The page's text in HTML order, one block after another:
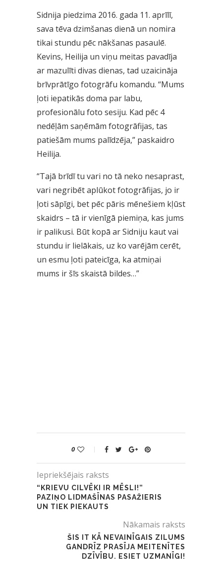
Sidnija piedzima 2016. gada 11. aprīlī,
sava tēva dzimšanas dienā un nomira
tikai stundu pēc nākšanas pasaulē.
Kevins, Heilija un viņu meitas pavadīja
ar mazulīti divas dienas, tad uzaicināja
brīvprātīgo fotogrāfu komandu. “Mums
ļoti iepatikās doma par labu,
profesionālu foto sesiju. Kad pēc 4
nedēļām saņēmām fotogrāfijas, tas
patiešām mums palīdzēja,” paskaidro
Heilija.
“Tajā brīdī tu vari no tā neko nesaprast,
vari negribēt aplūkot fotogrāfijas, jo ir
ļoti sāpīgi, bet pēc pāris mēnešiem kļūst
skaidrs – tā ir vienīgā piemiņa, kas jums
ir palikusi. Būt kopā ar Sidniju kaut vai
stundu ir lielākais, uz ko varējām cerēt,
un esmu ļoti pateicīga, ka atmiņai
mums ir šīs skaistā bildes…”
0
Iepriekšējais raksts
“KRIEVU CILVĒKI IR MĒSLI!”
PAZIŅO LIDMAŠĪNAS PASAŽIERIS
UN TIEK PIEKAUTS
Nākamais raksts
ŠIS IT KĀ NEVAINĪGAIS ZILUMS
GANDRĪZ PRASĪJA MEITENĪTES
DZĪVĪBU. ESIET UZMANĪGI!